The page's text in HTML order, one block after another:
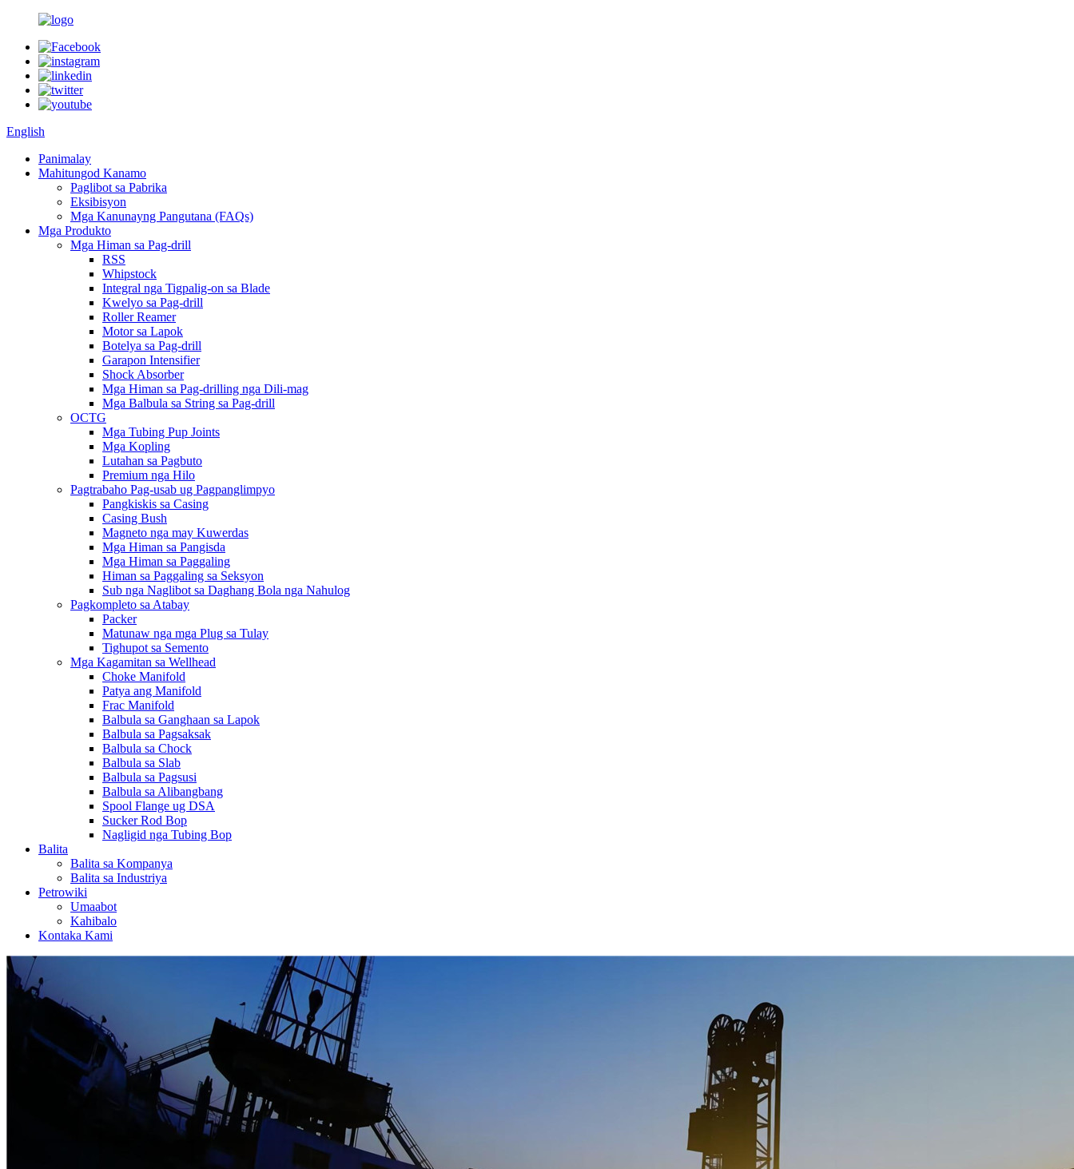
English
Panimalay
Mahitungod Kanamo
Paglibot sa Pabrika
Eksibisyon
Mga Kanunayng Pangutana (FAQs)
Mga Produkto
Mga Himan sa Pag-drill
RSS
Whipstock
Integral nga Tigpalig-on sa Blade
Kwelyo sa Pag-drill
Roller Reamer
Motor sa Lapok
Botelya sa Pag-drill
Garapon Intensifier
Shock Absorber
Mga Himan sa Pag-drilling nga Dili-mag
Mga Balbula sa String sa Pag-drill
OCTG
Mga Tubing Pup Joints
Mga Kopling
Lutahan sa Pagbuto
Premium nga Hilo
Pagtrabaho Pag-usab ug Pagpanglimpyo
Pangkiskis sa Casing
Casing Bush
Magneto nga may Kuwerdas
Mga Himan sa Pangisda
Mga Himan sa Paggaling
Himan sa Paggaling sa Seksyon
Sub nga Naglibot sa Daghang Bola nga Nahulog
Pagkompleto sa Atabay
Packer
Matunaw nga mga Plug sa Tulay
Tighupot sa Semento
Mga Kagamitan sa Wellhead
Choke Manifold
Patya ang Manifold
Frac Manifold
Balbula sa Ganghaan sa Lapok
Balbula sa Pagsaksak
Balbula sa Chock
Balbula sa Slab
Balbula sa Pagsusi
Balbula sa Alibangbang
Spool Flange ug DSA
Sucker Rod Bop
Nagligid nga Tubing Bop
Balita
Balita sa Kompanya
Balita sa Industriya
Petrowiki
Umaabot
Kahibalo
Kontaka Kami